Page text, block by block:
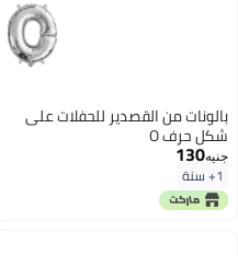
بالونات من القصدير للحفلات على
شكل حرف O
جنيه130
1+ سنة